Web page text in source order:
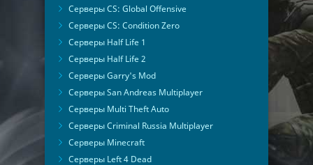
Серверы CS: Global Offensive
Серверы CS: Condition Zero
Серверы Half Life 1
Серверы Half Life 2
Серверы Garry's Mod
Серверы San Andreas Multiplayer
Серверы Multi Theft Auto
Серверы Criminal Russia Multiplayer
Серверы Minecraft
Серверы Left 4 Dead